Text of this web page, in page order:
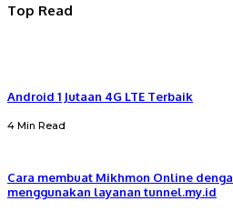
Top Read
Android 1 Jutaan 4G LTE Terbaik
4 Min Read
Cara membuat Mikhmon Online
menggunakan layanan tunnel.my.id